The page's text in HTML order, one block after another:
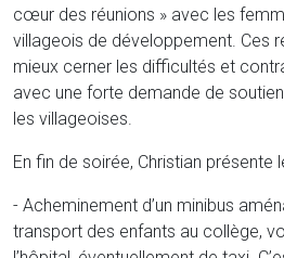
cœur des réunions » avec les
villageois de développement. Ces
mieux cerner les difficultés et
avec une forte demande de
les villageoises.
En fin de soirée, Christian présente
- Acheminement d’un minibus
transport des enfants au collège,